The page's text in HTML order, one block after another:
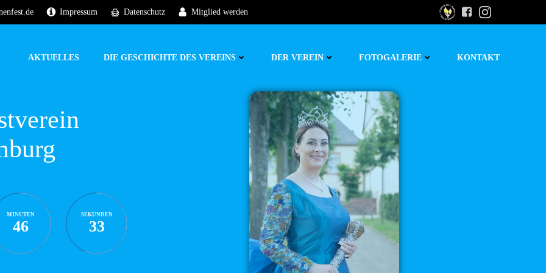
Impressum Datenschutz Mitglied werden
AKTUELLES DIE GESCHICHTE DES VEREINS DER VEREIN FOTOGALERIE KONTAKT
MINUTEN
46
SEKUNDEN
33